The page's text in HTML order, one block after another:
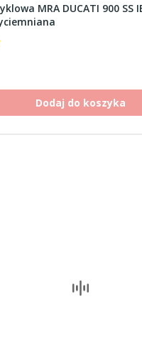
MRA DUCATI 900 SS
Dodaj do koszyka